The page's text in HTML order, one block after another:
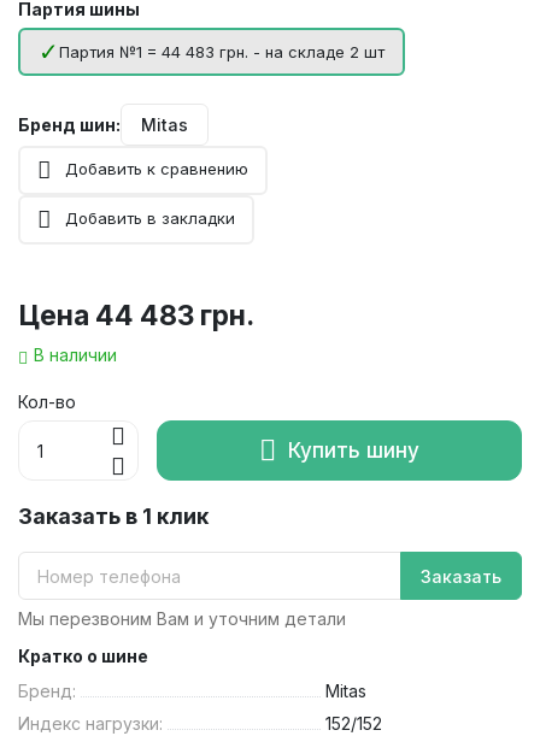
Партия шины
Партия №1 = 44 483 грн. - на складе 2 шт
Бренд шин: Mitas
Добавить к сравнению
Добавить в закладки
Цена 44 483 грн.
В наличии
Кол-во
Купить шину
Заказать в 1 клик
Заказать
Мы перезвоним Вам и уточним детали
Кратко о шине
Бренд:
Mitas
Индекс нагрузки:
152/152